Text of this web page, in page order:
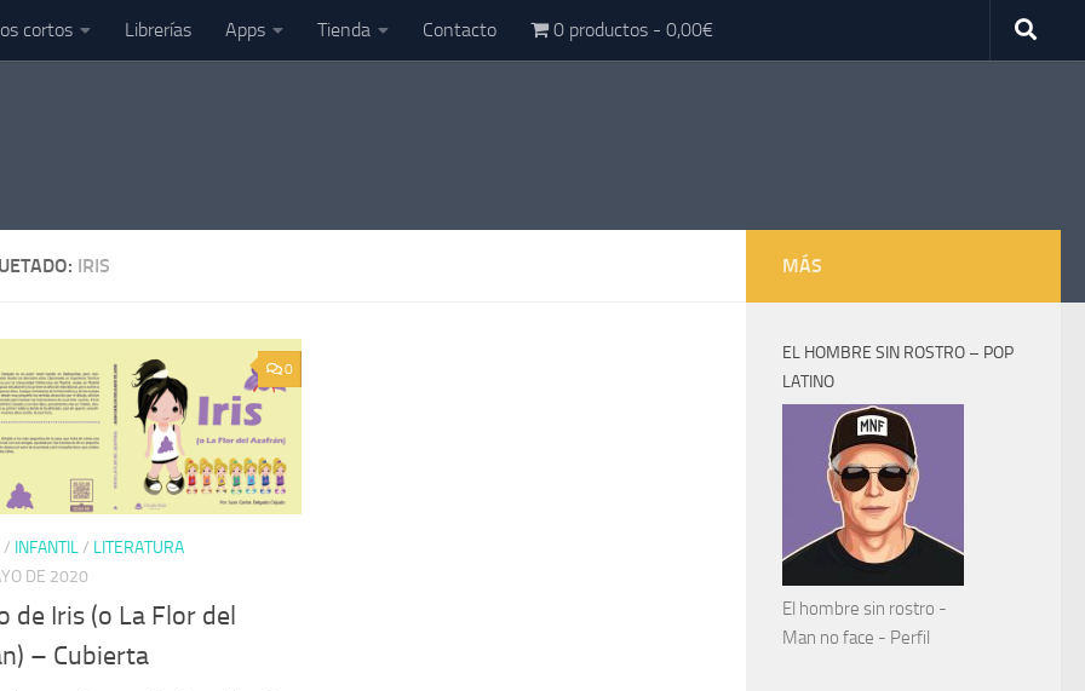
cortos Librerías Apps Tienda Contacto 0 productos 0,00€
IRIS
0
/ INFANTIL/ LITERATURA
DE 2020
de Iris (o La Flor del
– Cubierta
MÁS
EL HOMBRE SIN ROSTRO – POP
LATINO
El hombre sin rostro -
Man no face - Perfil